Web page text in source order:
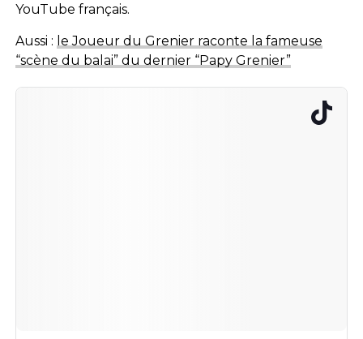
YouTube français.
Aussi : le Joueur du Grenier raconte la fameuse
“scène du balai” du dernier “Papy Grenier”